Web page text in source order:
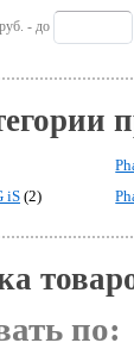
руб. - до
iS (2)
по: